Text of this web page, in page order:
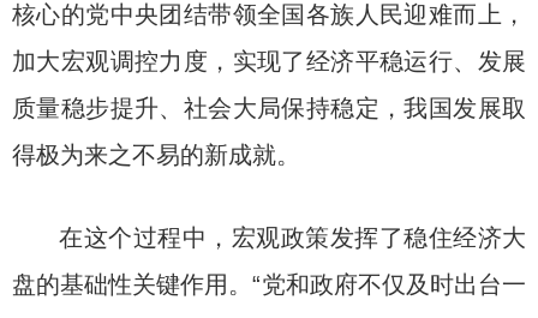
核心的党中央团结带领全国各族人民迎难而上，
加大宏观调控力度，实现了经济平稳运行、发展
质量稳步提升、社会大局保持稳定，我国发展取
得极为来之不易的新成就。
在这个过程中，宏观政策发挥了稳住经济大
盘的基础性关键作用。“党和政府不仅及时出台一